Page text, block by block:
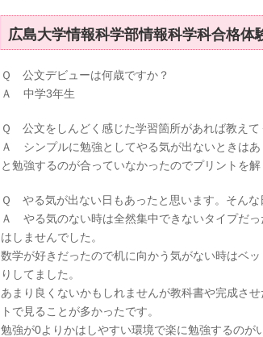
広島大学情報科学部情報科学科合格体
Ｑ 公文デビューは何歳ですか？
Ａ 中学3年生
Ｑ 公文をしんどく感じた学習箇所があれば教えて
Ａ シンプルに勉強としてやる気が出ないときはあ
と勉強するのが合っていなかったのでプリントを解
Ｑ やる気が出ない日もあったと思います。そんな
Ａ やる気のない時は全然集中できないタイプだ
はしませんでした。
数学が好きだったので机に向かう気がない時はベ
りしてました。
あまり良くないかもしれませんが教科書や完成さ
トで見ることが多かったです。
勉強が0よりかはしやすい環境で楽に勉強するのが